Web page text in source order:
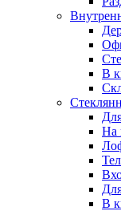
В
На
В